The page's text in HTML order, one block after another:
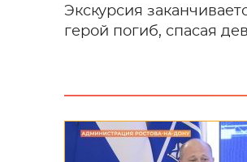
Экскурсия
герой погиб, спасая